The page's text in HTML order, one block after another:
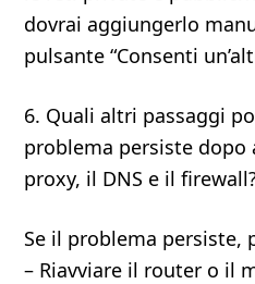
dovrai aggiungerlo
pulsante “Consenti
6. Quali altri passaggi
problema persiste
proxy, il DNS e il
Se il problema persiste,
– Riavviare il router o il